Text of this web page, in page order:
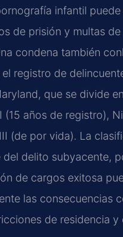
infantil puede
de prisión y multas
condena también
registro de
que se divide
(15 años de registro),
(de por vida). La
del delito subyacente,
de cargos exitosa
las consecuencias
de residencia y